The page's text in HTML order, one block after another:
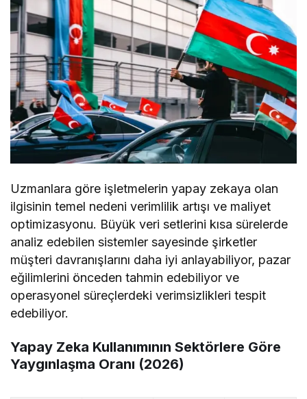
Uzmanlara göre işletmelerin yapay zekaya olan
ilgisinin temel nedeni verimlilik artışı ve maliyet
optimizasyonu. Büyük veri setlerini kısa sürelerde
analiz edebilen sistemler sayesinde şirketler
müşteri davranışlarını daha iyi anlayabiliyor, pazar
eğilimlerini önceden tahmin edebiliyor ve
operasyonel süreçlerdeki verimsizlikleri tespit
edebiliyor.
Yapay Zeka Kullanımının Sektörlere Göre
Yaygınlaşma Oranı (2026)